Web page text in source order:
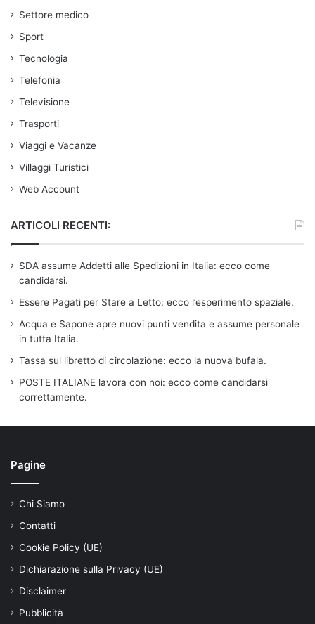
Settore medico
Sport
Tecnologia
Telefonia
Televisione
Trasporti
Viaggi e Vacanze
Villaggi Turistici
Web Account
ARTICOLI RECENTI:
SDA assume Addetti alle Spedizioni in Italia: ecco come
candidarsi.
Essere Pagati per Stare a Letto: ecco l’esperimento spaziale.
Acqua e Sapone apre nuovi punti vendita e assume personale
in tutta Italia.
Tassa sul libretto di circolazione: ecco la nuova bufala.
POSTE ITALIANE lavora con noi: ecco come candidarsi
correttamente.
Pagine
Chi Siamo
Contatti
Cookie Policy (UE)
Dichiarazione sulla Privacy (UE)
Disclaimer
Pubblicità